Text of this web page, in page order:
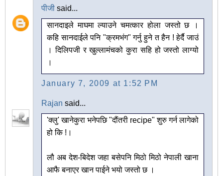
पीजी said...
सानदाइले माघमा ल्याउने चमत्कार होला जस्तो छ ।
कहि सानदाईले पनि "क्रमभंग" गर्नु हुने त हैन ! हेर्दै जाउं
। दिलिपजी र खुल्लामंचको कुरा सहि हो जस्तो लाग्यो
।
January 7, 2009 at 1:52 PM
Rajan said...
'क्लु' खानेकुरा भनेपछि "दौंतरी recipe" शुरु गर्न लागेको
हो कि !।
लौ अब देश-बिदेश जहा बसेपनि मिठो मिठो नेपाली खाना
आफै बनाएर खान पाईने भयो जस्तो छ ।